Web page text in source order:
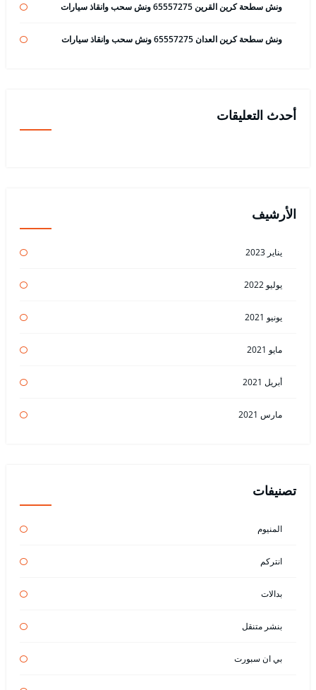
ونش سطحة كرين القرين 65557275 ونش سحب وانقاذ سيارات
ونش سطحة كرين العدان 65557275 ونش سحب وانقاذ سيارات
أحدث التعليقات
الأرشيف
يناير 2023
يوليو 2022
يونيو 2021
مايو 2021
أبريل 2021
مارس 2021
تصنيفات
المنيوم
انتركم
بدالات
بنشر متنقل
بي ان سبورت